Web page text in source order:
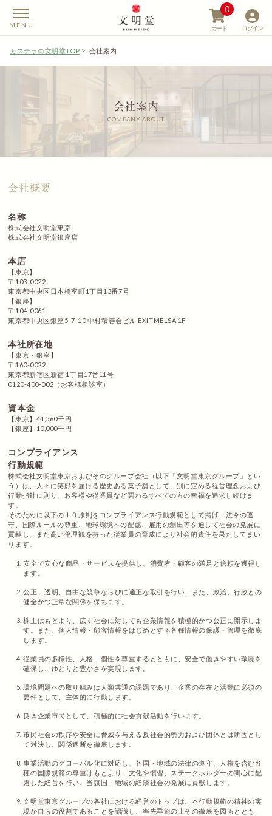
【カステラの文明堂】
ログイン
カート
0
カステラの文明堂TOP 会社案内
会社案内
COMPANY ABOUT
会社概要
名称
株式会社文明堂東京
株式会社文明堂銀座店
本店
【東京】
〒103-0022
東京都中央区日本橋室町1丁目13番7号
【銀座】
〒104-0061
東京都中央区銀座5-7-10 中村積善会ビル EXITMELSA 1F
本社所在地
【東京・銀座】
〒160-0022
東京都新宿区新宿 1丁目17番11号
0120-400-002（お客様相談室）
資本金
【東京】44,560千円
【銀座】10,000千円
コンプライアンス
行動規範
株式会社文明堂東京およびそのグループ会社（以下「文明堂東京グループ」とい
う）は、人々に笑顔を届ける歴史ある菓子舗として、別に定める経営理念および
行動指針に則り、お客様や従業員など関わるすべての方の幸福を追求し続けま
す。
そのために以下の１０原則をコンプライアンス行動規範として掲げ、法令の遵
守、国際ルールの尊重、地球環境への配慮、雇用の創出等を通して社会の発展に
貢献し、また高い倫理観を持った従業員の育成により社会的責任を果たしてまい
ります。
安全で安心な商品・サービスを提供し、消費者・顧客の満足と信頼を獲得し
ます。
公正、透明、自由な競争ならびに適正な取引を行い、また、政治、行政との
健全かつ正常な関係を保ちます。
株主はもとより、広く社会に対しても企業情報を積極的かつ公正に開示しま
す。また、個人情報・顧客情報をはじめとする各種情報の保護・管理を徹底
します。
従業員の多様性、人格、個性を尊重するとともに、安全で働きやすい環境を
確保し、ゆとりと豊かさを実現します。
環境問題への取り組みは人類共通の課題であり、企業の存在と活動に必須の
要件として、主体的に行動します。
良き企業市民として、積極的に社会貢献活動を行います。
市民社会の秩序や安全に脅威を与える反社会的勢力および団体とは断固とし
て対決し、関係遮断を徹底します。
事業活動のグローバル化に対応し、各国・地域の法律の遵守、人権を含む各
種の国際規範の尊重はもとより、文化や慣習、ステークホルダーの関心に配
慮した経営を行い、当該国・地域の経済社会の発展に貢献します。
文明堂東京グループの各社における経営のトップは、本行動規範の精神の実
現が自らの役割であることを認識し、率先垂範の上その徹底を図るととも